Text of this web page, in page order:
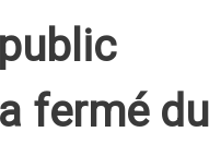
fermé du